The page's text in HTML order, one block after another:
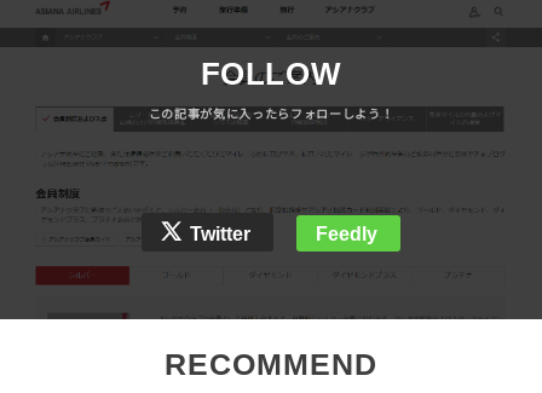
FOLLOW
Twitter Feedly
RECOMMEND